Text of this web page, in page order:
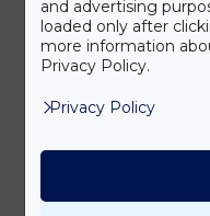
and advertising
loaded only after
more information
Privacy Policy.
Privacy Policy